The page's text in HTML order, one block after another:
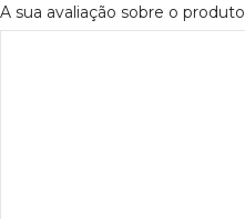
A sua avaliação sobre o produto